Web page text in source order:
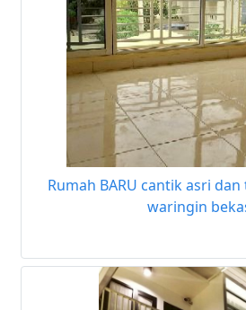
Rumah BARU cantik asri
waringin